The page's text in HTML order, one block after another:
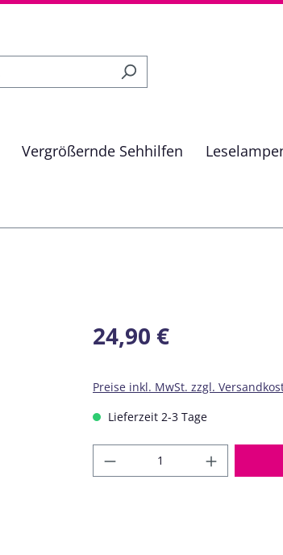
Vergrößernde Sehhilfen
Regulärer Preis:
24,90 €
Preise inkl. MwSt. zzgl.
Lieferzeit 2-3 Tage
Produkt Anzahl: